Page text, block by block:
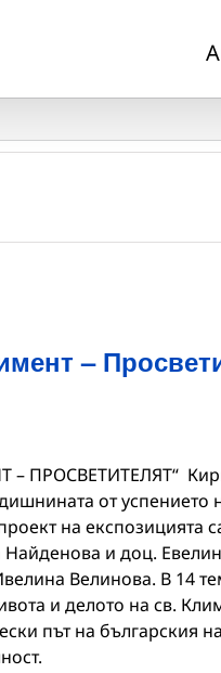
–
– ПРОСВЕТИТЕЛЯТ“
от успението
на експозицията
и доц.
Велинова. В 14
и делото на св.
път на българския